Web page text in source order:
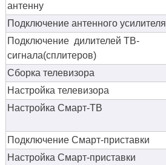
антенну
Подключение антенного усилителя
Подключение дилителей ТВ-
сигнала(сплитеров)
Сборка телевизора
Настройка телевизора
Настройка Смарт-ТВ
Подключение Смарт-приставки
Настройка Смарт-приставки